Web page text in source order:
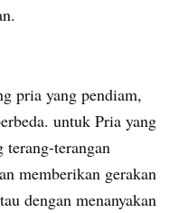
pria yang pendiam,
untuk Pria yang
terangan
memberikan gerakan
dengan menanyakan